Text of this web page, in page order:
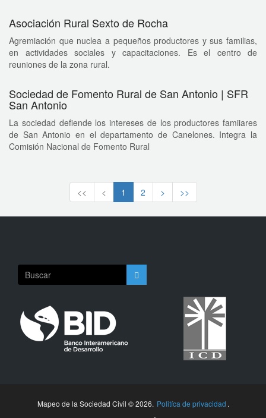
Asociación Rural Sexto de Rocha
Agremiación que nuclea a pequeños productores y sus familias,
en actividades sociales y capacitaciones. Es el centro de
reuniones de la zona rural.
Sociedad de Fomento Rural de San Antonio | SFR
San Antonio
La sociedad defiende los intereses de los productores famiiares
de San Antonio en el departamento de Canelones. Integra la
Comisión Nacional de Fomento Rural
<< < 1 2 > >>
Mapeo de la Sociedad Civil © 2026. Politíca de privacidad .